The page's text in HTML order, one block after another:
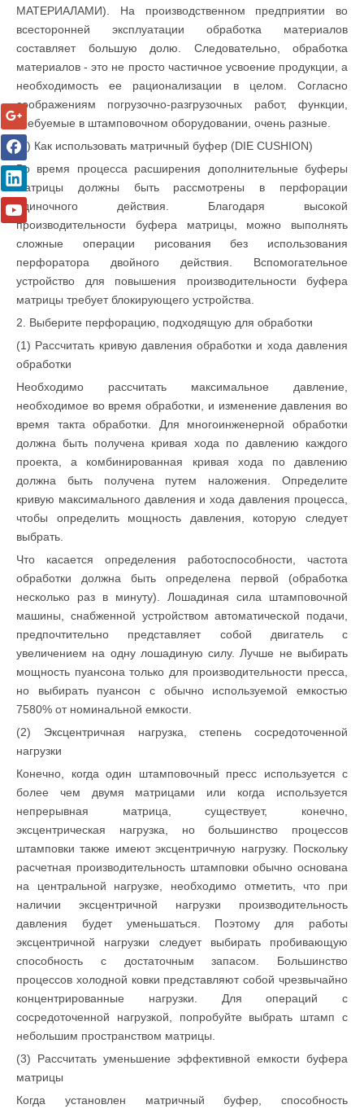
МАТЕРИАЛАМИ). На производственном предприятии во
всесторонней эксплуатации обработка материалов
составляет большую долю. Следовательно, обработка
материалов - это не просто частичное усвоение продукции, а
необходимость ее рационализации в целом. Согласно
соображениям погрузочно-разгрузочных работ, функции,
требуемые в штамповочном оборудовании, очень разные.
(5) Как использовать матричный буфер (DIE CUSHION)
Во время процесса расширения дополнительные буферы
матрицы должны быть рассмотрены в перфорации
одиночного действия. Благодаря высокой
производительности буфера матрицы, можно выполнять
сложные операции рисования без использования
перфоратора двойного действия. Вспомогательное
устройство для повышения производительности буфера
матрицы требует блокирующего устройства.
2. Выберите перфорацию, подходящую для обработки
(1) Рассчитать кривую давления обработки и хода давления
обработки
Необходимо рассчитать максимальное давление,
необходимое во время обработки, и изменение давления во
время такта обработки. Для многоинженерной обработки
должна быть получена кривая хода по давлению каждого
проекта, а комбинированная кривая хода по давлению
должна быть получена путем наложения. Определите
кривую максимального давления и хода давления процесса,
чтобы определить мощность давления, которую следует
выбрать.
Что касается определения работоспособности, частота
обработки должна быть определена первой (обработка
несколько раз в минуту). Лошадиная сила штамповочной
машины, снабженной устройством автоматической подачи,
предпочтительно представляет собой двигатель с
увеличением на одну лошадиную силу. Лучше не выбирать
мощность пуансона только для производительности пресса,
но выбирать пуансон с обычно используемой емкостью
7580% от номинальной емкости.
(2) Эксцентричная нагрузка, степень сосредоточенной
нагрузки
Конечно, когда один штамповочный пресс используется с
более чем двумя матрицами или когда используется
непрерывная матрица, существует, конечно,
эксцентрическая нагрузка, но большинство процессов
штамповки также имеют эксцентричную нагрузку. Поскольку
расчетная производительность штамповки обычно основана
на центральной нагрузке, необходимо отметить, что при
наличии эксцентричной нагрузки производительность
давления будет уменьшаться. Поэтому для работы
эксцентричной нагрузки следует выбирать пробивающую
способность с достаточным запасом. Большинство
процессов холодной ковки представляют собой чрезвычайно
концентрированные нагрузки. Для операций с
сосредоточенной нагрузкой, попробуйте выбрать штамп с
небольшим пространством матрицы.
(3) Рассчитать уменьшение эффективной емкости буфера
матрицы
Когда установлен матричный буфер, способность